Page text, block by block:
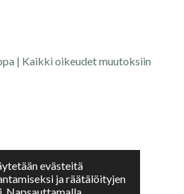
evästeitä
ja räätälöityjen
| Kaikki oikeudet muutoksiin